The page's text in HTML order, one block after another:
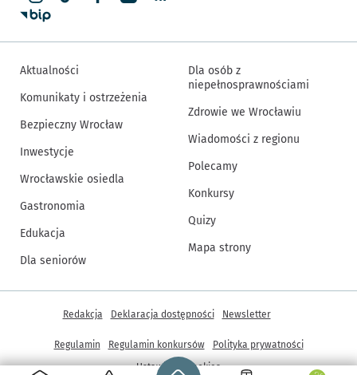
Strona główna - wroclaw.pl
Aktualności
Komunikaty i ostrzeżenia
Bezpieczny Wrocław
Inwestycje
Wrocławskie osiedla
Gastronomia
Edukacja
Dla seniorów
Dla osób z
niepełnosprawnościami
Zdrowie we Wrocławiu
Wiadomości z regionu
Polecamy
Konkursy
Quizy
Mapa strony
Inne informacje
Redakcja Deklaracja dostępności Newsletter
Regulamin Regulamin konkursów
Polityka prywatności
Ustawienia cookies